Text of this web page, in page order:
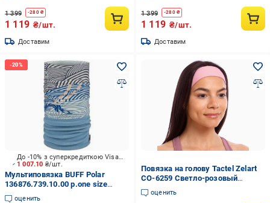
1 399 -280₴
1 119 ₴/шт.
Доставим
1 399 -280₴
1 119 ₴/шт.
Доставим
1 007.10 ₴/шт.
До -10% з суперкредиткою Visa Вигода
Мультиповязка BUFF Polar
136876.739.10.00 р.one size
голубой
оценить
Повязка на голову Tactel Zelart
CO-6259 Светло-розовый
(DR002130)
оценить